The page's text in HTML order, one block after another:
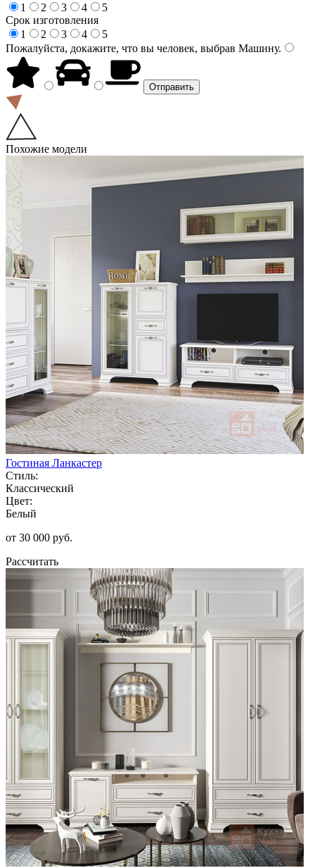
1
2 3 4
5
Срок изготовления
1
2 3 4
5
Пожалуйста, докажите, что вы человек, выбрав Машину.
Похожие модели
Гостиная Ланкастер
Стиль:
Классический
Цвет:
Белый
от 30 000 руб.
Рассчитать